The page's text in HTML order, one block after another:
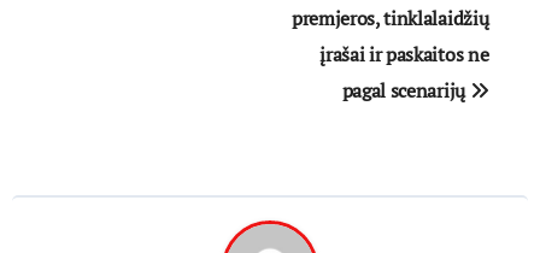
premjeros, tinklalaidžių
įrašai ir paskaitos ne
pagal scenarijų